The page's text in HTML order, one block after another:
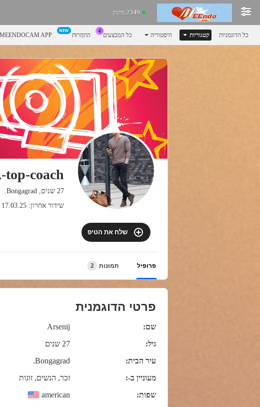
2349 מקוון
כל הדוגמניות קטגוריות היסטוריה כל המבצעים הִתחָרוּת MEENDOCAM APP
top-coach
27 שנים, Bongagrad.
שידור אחרון: 17.03.25 9:47 AM
שלח את הטיפ
פרופיל תמונות 2
פרטי הדוגמנית
שם:
Arsenij
גיל:
27 שנים
עיר הבית:
Bongagrad.
מעוניין ב-:
זכר, הנשים, זוגות
שפות:
american